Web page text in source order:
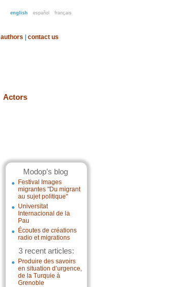
english español français
authors contact us
Actors
Modop’s blog
Festival Images
migrantes "Du migrant
au sujet politique"
Universitat
Internacional de la
Pau
Écoutes de créations
radio et migrations
3 recent articles:
Produire des savoirs
en situation d’urgence,
de la Turquie à
Grenoble